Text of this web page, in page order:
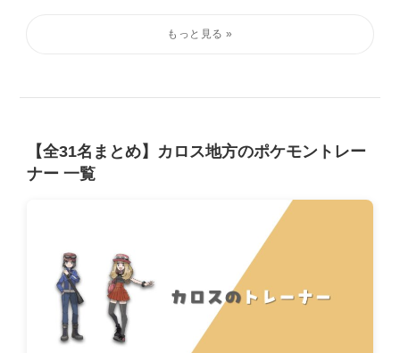
【全31名まとめ】カロス地方のポケモントレー
ナー 一覧